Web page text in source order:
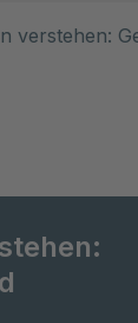
verstehen: